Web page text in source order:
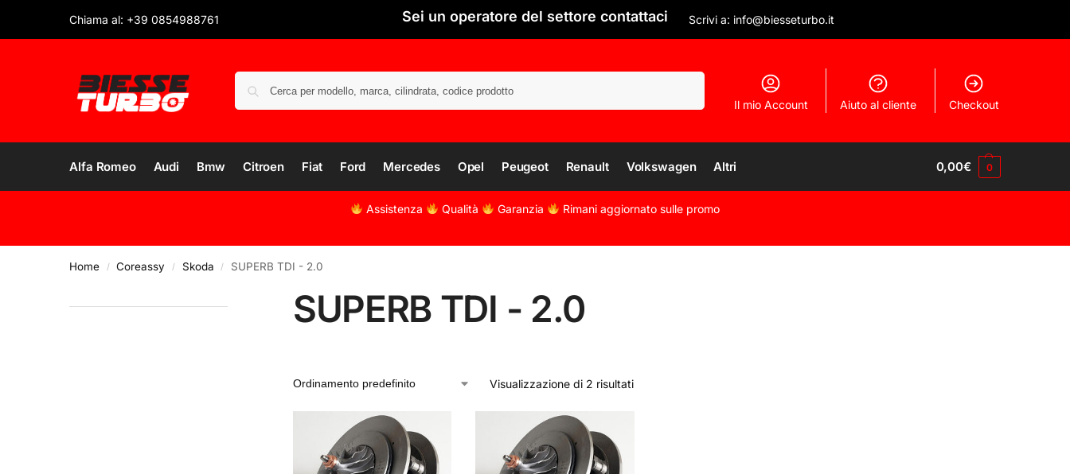
Chiama al: +39 0854988761 Sei un operatore del settore contattaci Scrivi a: info@biesseturbo.it
Il mio Account Aiuto al cliente Checkout
Alfa Romeo Audi Bmw Citroen Fiat Ford Mercedes Opel Peugeot Renault Volkswagen Altri 0,00€ 0
Assistenza Qualità Garanzia Rimani aggiornato sulle promo
Home / Coreassy / Skoda / SUPERB TDI - 2.0
SUPERB TDI - 2.0
Visualizzazione di 2 risultati